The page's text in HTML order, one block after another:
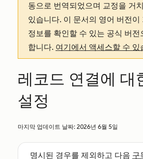
동으로 번역되었으며 교정을 거
있습니다. 이 문서의 영어 버전이
정보를 확인할 수 있는 공식 버전
합니다. 여기에서 액세스할 수 있
레코드 연결에 대
설정
마지막 업데이트 날짜: 2026년 6월 5일
명시된 경우를 제외하고 다음 구